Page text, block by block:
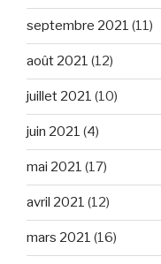
septembre 2021 (11)
août 2021 (12)
juillet 2021 (10)
juin 2021 (4)
mai 2021 (17)
avril 2021 (12)
mars 2021 (16)